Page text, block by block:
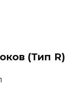
(Тип R)